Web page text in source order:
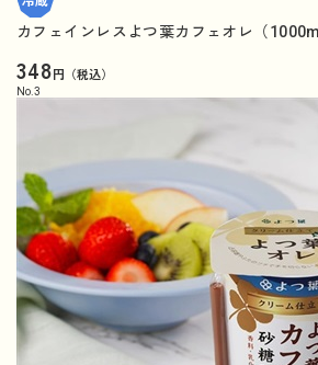
カフェインレスよつ葉カフェオレ（
348円（税込）
No. 3